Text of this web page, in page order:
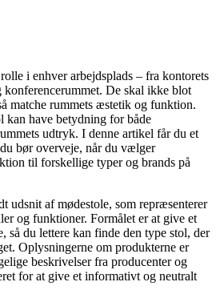
i enhver arbejdsplads – fra kontorets
De skal ikke blot
matche rummets æstetik og funktion.
kan have betydning for både
udtryk. I denne artikel får du et
bør overveje, når du vælger
til forskellige typer og brands på
udsnit af mødestole, som repræsenterer
og funktioner. Formålet er at give et
så du lettere kan finde den type stol, der
Oplysningerne om produkterne er
beskrivelser fra producenter og
for at give et informativt og neutralt